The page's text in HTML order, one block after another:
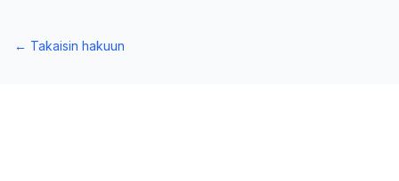
← Takaisin hakuun